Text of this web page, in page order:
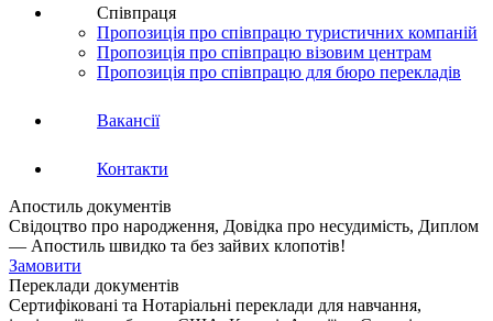
Співпраця
Пропозиція про співпрацю туристичних компаній
Пропозиція про співпрацю візовим центрам
Пропозиція про співпрацю для бюро перекладів
Вакансії
Контакти
Апостиль документів
Свідоцтво про народження, Довідка про несудимість, Диплом
— Апостиль швидко та без зайвих клопотів!
Замовити
Переклади документів
Сертифіковані та Нотаріальні переклади для навчання,